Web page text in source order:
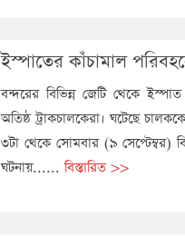
ইস্পাতের কাঁচামাল
বন্দরের বিভিন্ন জেটি থেকে
অতিষ্ঠ ট্রাকচালকেরা। ঘটেছে
৩টা থেকে সোমবার (৯ সেপ্টেম্বর)
ঘটনায়......বিস্তারিত >>